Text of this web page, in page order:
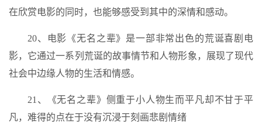
在欣赏电影的同时，也能够感受到其中的深情和感动。
20、电影《无名之辈》是一部非常出色的荒诞喜剧电
影，它通过一系列荒诞的故事情节和人物形象，展现了现代
社会中边缘人物的生活和情感。
21、《无名之辈》侧重于小人物生而平凡却不甘于平
凡，难得的点在于没有沉浸于刻画悲剧情绪